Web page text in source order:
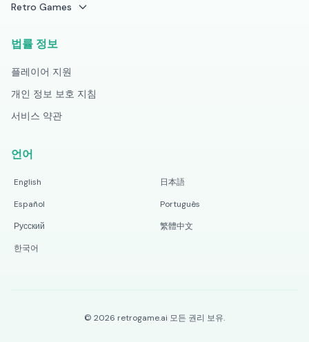
Retro Games
법률 정보
플레이어 지원
개인 정보 보호 지침
서비스 약관
언어
English
日本語
Español
Português
Русский
繁體中文
한국어
© 2026 retrogame.ai 모든 권리 보유.